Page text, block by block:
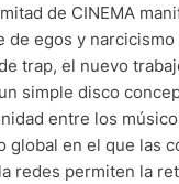
de CINEMA
de egos y
trap, el nuevo
simple disco
entre los
global en el que las
redes permiten la